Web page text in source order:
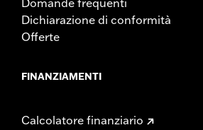
Dichiarazione di conformità
Offerte
FINANZIAMENTI
Calcolatore finanziario